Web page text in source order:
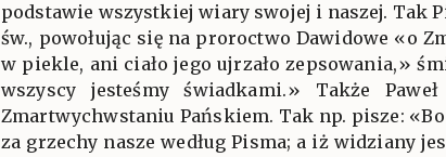
podstawie wszystkiej wiary swojej i naszej. Tak
św., powołując się na proroctwo Dawidowe «o
w piekle, ani ciało jego ujrzało zepsowania,»
wszyscy jesteśmy świadkami.» Także
Zmartwychwstaniu Pańskiem. Tak np. pisze:
za grzechy nasze według Pisma; a iż widziany